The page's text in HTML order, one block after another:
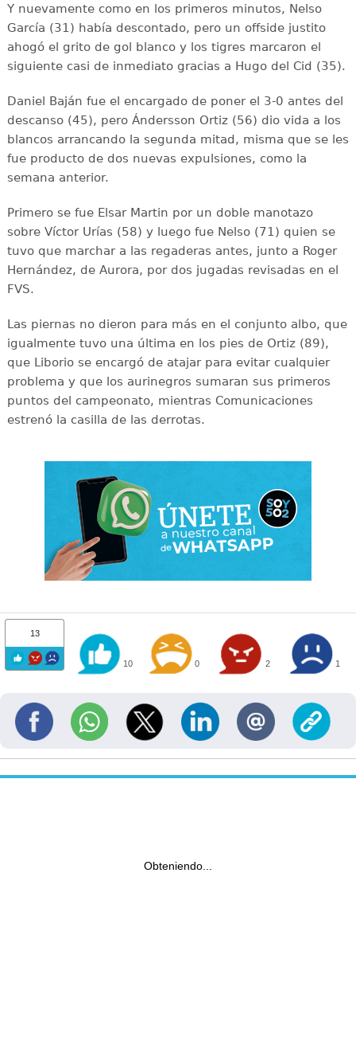
Y nuevamente como en los primeros minutos, Nelso
García (31) había descontado, pero un offside justito
ahogó el grito de gol blanco y los tigres marcaron el
siguiente casi de inmediato gracias a Hugo del Cid (35).
Daniel Baján fue el encargado de poner el 3-0 antes del
descanso (45), pero Ándersson Ortiz (56) dio vida a los
blancos arrancando la segunda mitad, misma que se les
fue producto de dos nuevas expulsiones, como la
semana anterior.
Primero se fue Elsar Martin por un doble manotazo
sobre Víctor Urías (58) y luego fue Nelso (71) quien se
tuvo que marchar a las regaderas antes, junto a Roger
Hernández, de Aurora, por dos jugadas revisadas en el
FVS.
Las piernas no dieron para más en el conjunto albo, que
igualmente tuvo una última en los pies de Ortiz (89),
que Liborio se encargó de atajar para evitar cualquier
problema y que los aurinegros sumaran sus primeros
puntos del campeonato, mientras Comunicaciones
estrenó la casilla de las derrotas.
13
10 0 2 1
Obteniendo...